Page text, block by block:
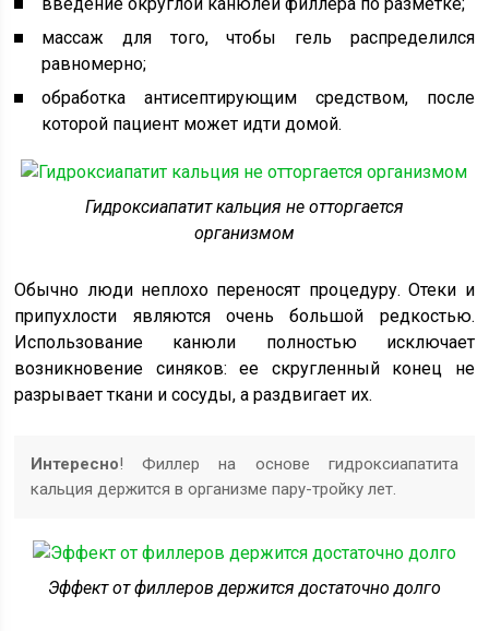
введение округлой канюлей филлера по разметке;
массаж для того, чтобы гель распределился
равномерно;
обработка антисептирующим средством, после
которой пациент может идти домой.
Гидроксиапатит кальция не отторгается
организмом
Обычно люди неплохо переносят процедуру. Отеки и
припухлости являются очень большой редкостью.
Использование канюли полностью исключает
возникновение синяков: ее скругленный конец не
разрывает ткани и сосуды, а раздвигает их.
Интересно! Филлер на основе гидроксиапатита
кальция держится в организме пару-тройку лет.
Эффект от филлеров держится достаточно долго